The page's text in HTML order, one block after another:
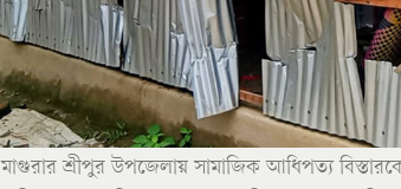
মাগুরার শ্রীপুর উপজেলায় সামাজিক আধিপত্য